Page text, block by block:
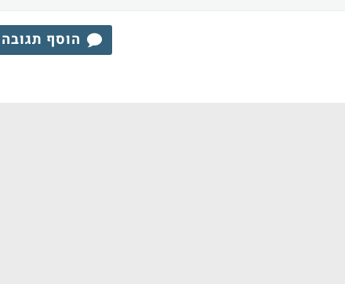
הוסף תגובה